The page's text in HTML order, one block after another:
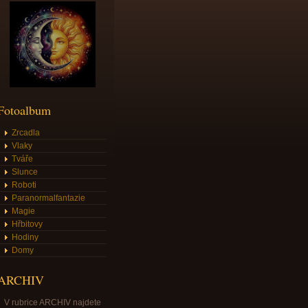
Zrcadla
Vlaky
Tváře
Slunce
Roboti
Paranormalfantazie
Magie
Hřbitovy
Hodiny
Domy
V rubrice ARCHIV najdete